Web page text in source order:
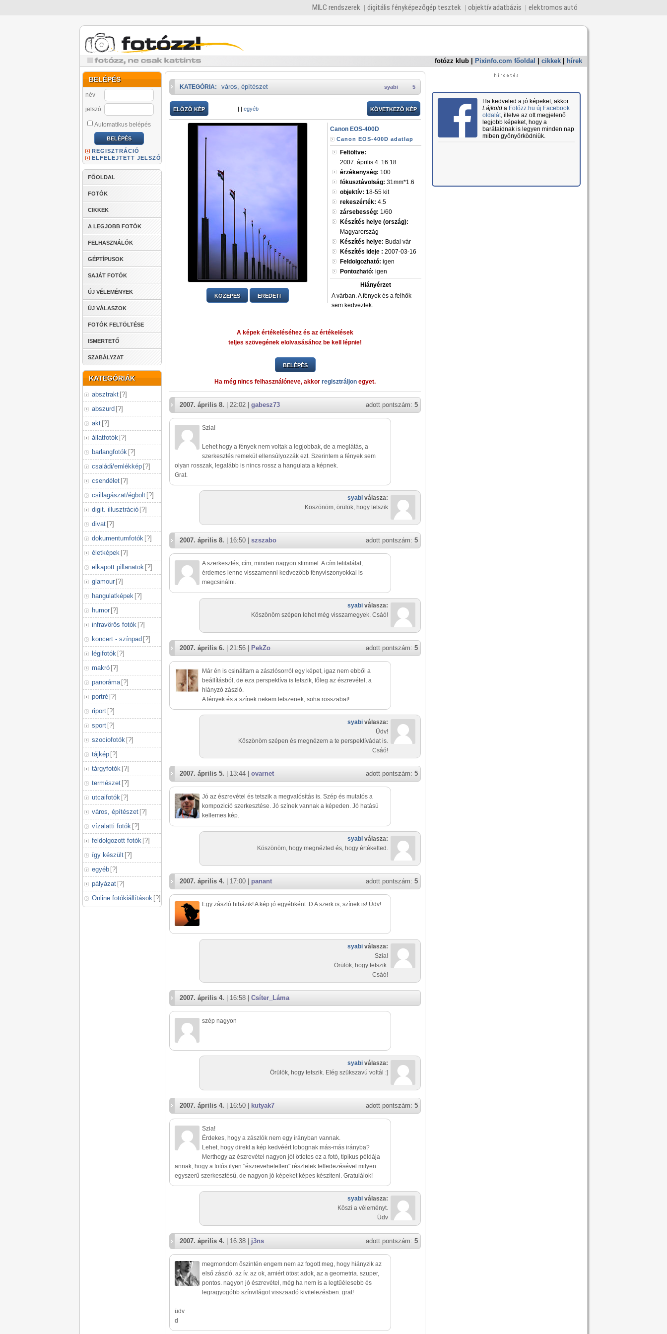
MILC rendszerek digitális fényképezőgép tesztek objektív adatbázis elektromos autó
fotózz klub Pixinfo.com főoldal cikkek hírek
BELÉPÉS
név
jelszó
Automatikus belépés
REGISZTRÁCIÓ
ELFELEJTETT JELSZÓ
FŐOLDAL
FOTÓK
CIKKEK
A LEGJOBB FOTÓK
FELHASZNÁLÓK
GÉPTÍPUSOK
SAJÁT FOTÓK
ÚJ VÉLEMÉNYEK
ÚJ VÁLASZOK
FOTÓK FELTÖLTÉSE
ISMERTETŐ
SZABÁLYZAT
KATEGÓRIÁK
absztrakt [?]
abszurd [?]
akt [?]
állatfotók [?]
barlangfotók [?]
családi/emlékkép [?]
csendélet [?]
csillagászat/égbolt [?]
digit. illusztráció [?]
divat [?]
dokumentumfotók [?]
életképek [?]
elkapott pillanatok [?]
glamour [?]
hangulatképek [?]
humor [?]
infravörös fotók [?]
koncert - színpad [?]
légifotók [?]
makró [?]
panoráma [?]
portré [?]
riport [?]
sport [?]
szociofotók [?]
tájkép [?]
tárgyfotók [?]
természet [?]
utcaifotók [?]
város, építészet [?]
vízalatti fotók [?]
feldolgozott fotók [?]
így készült [?]
egyéb [?]
pályázat [?]
Online fotókiállítások [?]
5
syabi
KATEGÓRIA: város, építészet
ELŐZŐ KÉP | | egyéb KÖVETKEZŐ KÉP
KÖZEPES EREDETI
Canon EOS-400D
Canon EOS-400D adatlap
Feltöltve:
2007. április 4. 16:18
érzékenység: 100
fókusztávolság: 31mm*1.6
objektív: 18-55 kit
rekeszérték: 4.5
zársebesség: 1/60
Készítés helye (ország):
Magyarország
Készítés helye: Budai vár
Készítés ideje : 2007-03-16
Feldolgozható: igen
Pontozható: igen
Hiányérzet
A várban. A fények és a felhők
sem kedveztek.
A képek értékeléséhez és az értékelések
teljes szövegének elolvasásához be kell lépnie!
BELÉPÉS
Ha még nincs felhasználóneve, akkor regisztráljon egyet.
adott pontszám: 5
2007. április 8. | 22:02 | gabesz73
Szia!
Lehet hogy a fények nem voltak a legjobbak, de a meglátás, a
szerkesztés remekül ellensúlyozzák ezt. Szerintem a fények sem
olyan rosszak, legalább is nincs rossz a hangulata a képnek.
Grat.
syabi válasza:
Köszönöm, örülök, hogy tetszik
adott pontszám: 5
2007. április 8. | 16:50 | szszabo
A szerkesztés, cím, minden nagyon stimmel. A cím telitalálat,
érdemes lenne visszamenni kedvezőbb fényviszonyokkal is
megcsinálni.
syabi válasza:
Köszönöm szépen lehet még visszamegyek. Csáó!
adott pontszám: 5
2007. április 6. | 21:56 | PekZo
Már én is csináltam a zászlósorról egy képet, igaz nem ebből a
beállításból, de eza perspektíva is tetszik, főleg az észrevétel, a
hiányzó zászló.
A fények és a színek nekem tetszenek, soha rosszabat!
syabi válasza:
Üdv!
Köszönöm szépen és megnézem a te perspektívádat is.
Csáó!
adott pontszám: 5
2007. április 5. | 13:44 | ovarnet
Jó az észrevétel és tetszik a megvalósítás is. Szép és mutatós a
kompozició szerkesztése. Jó színek vannak a képeden. Jó hatású
kellemes kép.
syabi válasza:
Köszönöm, hogy megnézted és, hogy értékelted.
adott pontszám: 5
2007. április 4. | 17:00 | panant
Egy zászló hibázik! A kép jó egyébként :D A szerk is, színek is! Üdv!
syabi válasza:
Szia!
Örülök, hogy tetszik.
Csáó!
2007. április 4. | 16:58 | Csíter_Láma
szép nagyon
syabi válasza:
Örülök, hogy tetszik. Elég szükszavú voltál :]
adott pontszám: 5
2007. április 4. | 16:50 | kutyak7
Szia!
Érdekes, hogy a zászlók nem egy irányban vannak.
Lehet, hogy direkt a kép kedvéért lobognak más-más irányba?
Merthogy az észrevétel nagyon jó! ötletes ez a fotó, tipikus példája
annak, hogy a fotós ilyen "észrevehetetlen" részletek felfedezésével milyen
egyszerű szerkesztésű, de nagyon jó képeket képes készíteni. Gratulálok!
syabi válasza:
Köszi a véleményt.
Üdv
adott pontszám: 5
2007. április 4. | 16:38 | j3ns
megmondom őszintén engem nem az fogott meg, hogy hiányzik az
első zászló. az ív. az ok, amiért ötöst adok, az a geometria. szuper,
pontos. nagyon jó észrevétel, még ha nem is a legtűélesebb és
legragyogóbb színvilágot visszaadó kivitelezésben. grat!
üdv
d
Ha kedveled a jó képeket, akkor
Lájkolda Fotózz.hu új Facebook
oldalát, illetve az ott megjelenő
legjobb képeket, hogy a
barátaidnak is legyen minden nap
miben gyönyörködniük.